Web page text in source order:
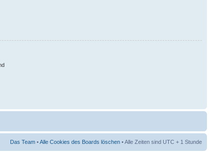
Das Team •Alle Cookies des Boards löschen • Alle Zeiten sind UTC + 1 Stunde